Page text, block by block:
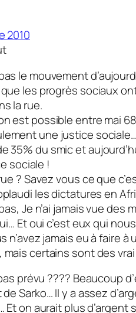
2010
le mouvement
les progrès sociaux
la rue.
est possible entre mai
une justice
35% du smic et
sociale !
? Savez vous ce que
les dictatures en
Je n’ai jamais vue
Et oui c’est eux qui
n’avez jamais eu à faire
mais certains sont des
prévu ???? Beaucoup
Sarko… Il y a assez
Et on aurait plus